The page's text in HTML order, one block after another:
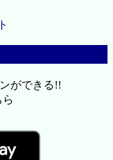
ができる!!